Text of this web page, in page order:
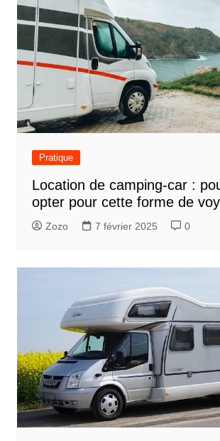
Pratique
Location de camping-car :
opter pour cette forme de
Zozo 7 février 2025 0